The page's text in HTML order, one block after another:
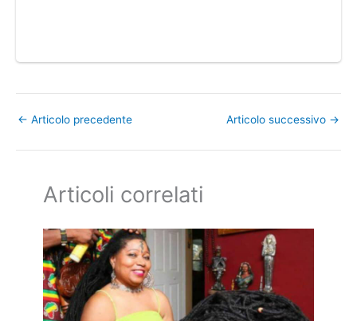
← Articolo precedente Articolo successivo →
Articoli correlati